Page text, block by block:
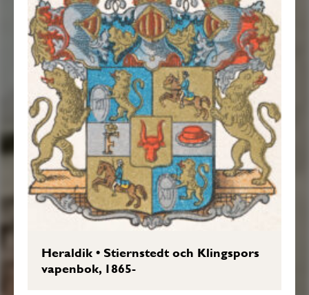
Heraldik•Stiernstedt och Klingspors
vapenbok, 1865-